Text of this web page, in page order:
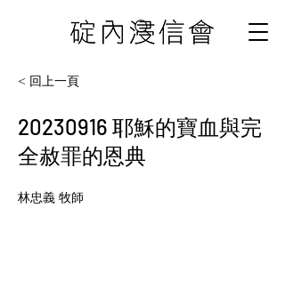
< 回上一頁
20230916 耶穌的寶血與完
全赦罪的恩典
林忠義 牧師